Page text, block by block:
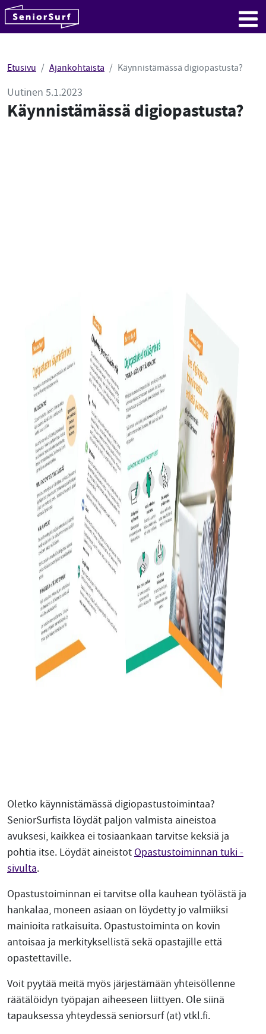
Hyppää sisältöön
Etusivu Ajankohtaista Käynnistämässä digiopastusta?
Uutinen 5.1.2023
Käynnistämässä digiopastusta?
Oletko käynnistämässä digiopastustoimintaa?
SeniorSurfista löydät paljon valmista aineistoa
avuksesi, kaikkea ei tosiaankaan tarvitse keksiä ja
pohtia itse. Löydät aineistot Opastustoiminnan tuki -
sivulta.
Opastustoiminnan ei tarvitse olla kauhean työlästä ja
hankalaa, moneen asiaan on löydetty jo valmiiksi
mainioita ratkaisuita. Opastustoiminta on kovin
antoisaa ja merkityksellistä sekä opastajille että
opastettaville.
Voit pyytää meitä myös järjestämään yhteisöllenne
räätälöidyn työpajan aiheeseen liittyen. Ole siinä
tapauksessa yhteydessä seniorsurf (at) vtkl.fi.